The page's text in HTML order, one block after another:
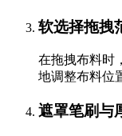
软选择拖拽范围
在拖拽布料时
地调整布料位置
遮罩笔刷与厚